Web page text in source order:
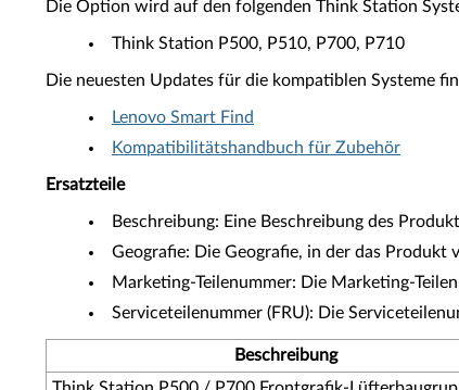
Die Option wird auf den folgenden Think Station
Think Station P500, P510, P700, P710
Die neuesten Updates für die kompatiblen Systeme
Lenovo Smart Find
Kompatibilitätshandbuch für Zubehör
Ersatzteile
Beschreibung: Eine Beschreibung des
Geografie: Die Geografie, in der das Produkt
Marketing-Teilenummer: Die Marketing-
Serviceteilenummer (FRU): Die
Beschreibung